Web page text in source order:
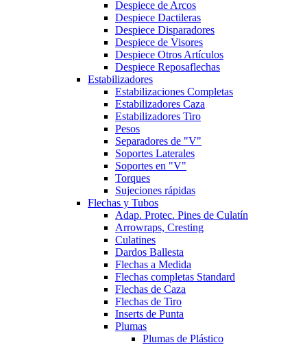
Despiece de Arcos
Despiece Dactileras
Despiece Disparadores
Despiece de Visores
Despiece Otros Artículos
Despiece Reposaflechas
Estabilizadores
Estabilizaciones Completas
Estabilizadores Caza
Estabilizadores Tiro
Pesos
Separadores de "V"
Soportes Laterales
Soportes en "V"
Torques
Sujeciones rápidas
Flechas y Tubos
Adap. Protec. Pines de Culatín
Arrowraps, Cresting
Culatines
Dardos Ballesta
Flechas a Medida
Flechas completas Standard
Flechas de Caza
Flechas de Tiro
Inserts de Punta
Plumas
Plumas de Plástico